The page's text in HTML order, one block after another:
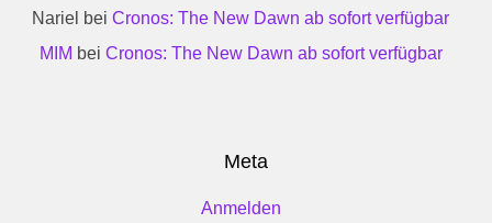
Nariel bei Cronos: The New Dawn ab sofort verfügbar
MIM bei Cronos: The New Dawn ab sofort verfügbar
Meta
Anmelden